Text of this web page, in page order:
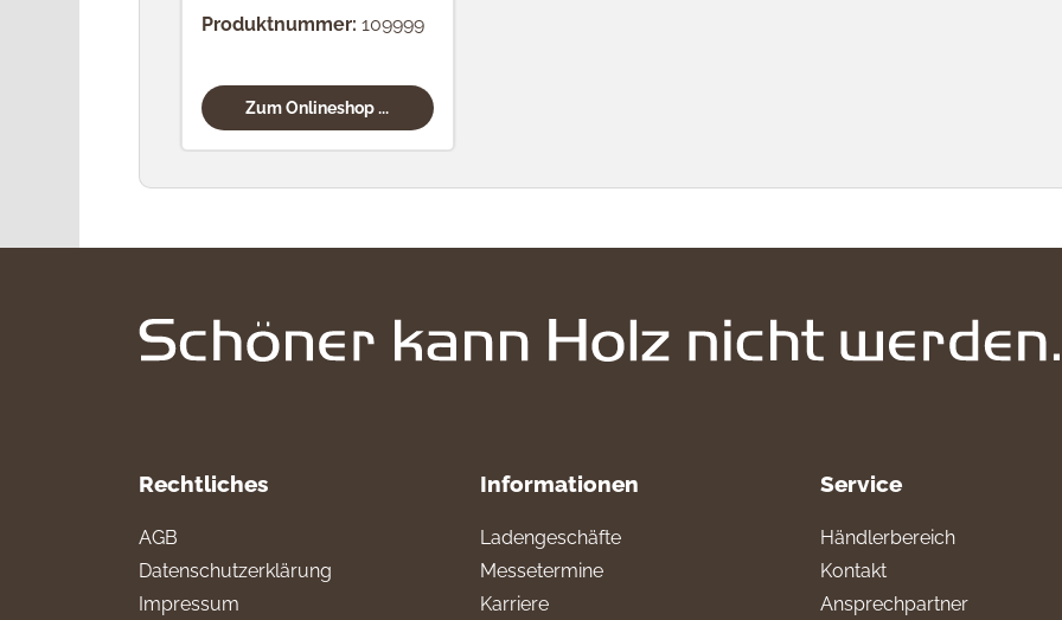
Produktnummer: 109999
Zum Onlineshop ...
Rechtliches
AGB
Datenschutzerklärung
Impressum
Informationen
Ladengeschäfte
Messetermine
Karriere
Service
Händlerbereich
Kontakt
Ansprechpartner